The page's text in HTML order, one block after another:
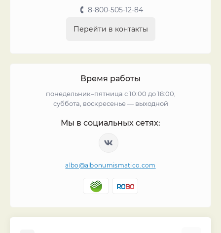
8-800-505-12-84
Перейти в контакты
Время работы
понедельник–пятница с 10:00 до 18:00,
суббота, воскресенье — выходной
Мы в социальных сетях:
albo@albonumismatico.com